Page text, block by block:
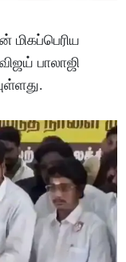
மிகப்பெரிய
பாலாஜி